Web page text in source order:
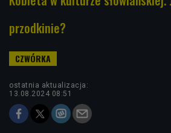
przodkinie?
ostatnia aktualizacja:
13.08.2024 08:51